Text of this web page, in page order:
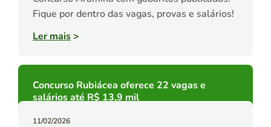
Fique por dentro das vagas, provas e salários!
Ler mais>
Concurso Rubiácea oferece 22 vagas e
salários até R$ 13,9 mil
11/02/2026